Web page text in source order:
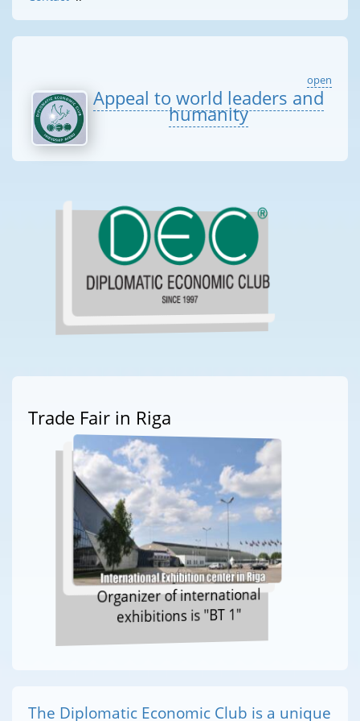
open
Appeal to world leaders and
humanity
Trade Fair in Riga
Organizer of international
exhibitions is "BT 1"
The Diplomatic Economic Club is a unique